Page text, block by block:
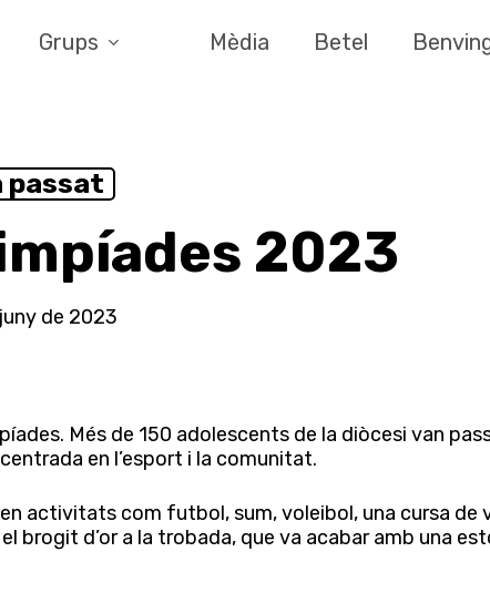
Grups Mèdia Betel
passat
2023
de 2023
Més de 150 adolescents de la diòcesi van
en l’esport i la comunitat.
activitats com futbol, sum, voleibol, una cursa de
brogit d’or a la trobada, que va acabar amb una